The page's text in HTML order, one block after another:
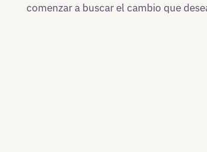
comenzar a buscar el cambio que